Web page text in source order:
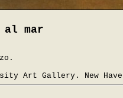
al mar
Art Gallery. New